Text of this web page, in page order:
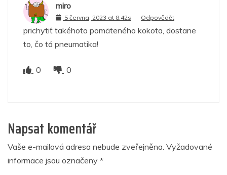
miro
5 června, 2023 at 8:42s Odpovědět
prichytiť takéhoto pomäteného kokota, dostane
to, čo tá pneumatika!
0 0
Napsat komentář
Vaše e-mailová adresa nebude zveřejněna. Vyžadované
informace jsou označeny *